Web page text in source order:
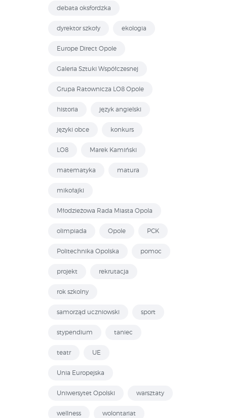
debata oksfordzka
dyrektor szkoły ekologia
Europe Direct Opole
Galeria Sztuki Współczesnej
Grupa Ratownicza LO8 Opole
historia język angielski
języki obce konkurs
LO8 Marek Kamiński
matematyka matura
mikołajki
Młodzieżowa Rada Miasta Opola
olimpiada Opole PCK
Politechnika Opolska pomoc
projekt rekrutacja
rok szkolny
samorząd uczniowski sport
stypendium taniec
teatr UE
Unia Europejska
Uniwersytet Opolski warsztaty
wellness wolontariat